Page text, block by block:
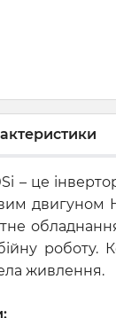
– це
двигуном
роботу.
живлення.